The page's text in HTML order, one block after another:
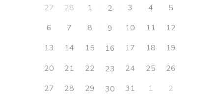
27 28 1 2 3 4
5
6
7 8 9 10 11
12
13
14 15 16 17 18
19
20
21 22 23 24 25
26
27
28 29 30 31 1 2